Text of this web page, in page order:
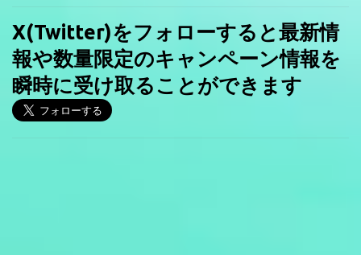
X(Twitter)をフォローすると最新情
報や数量限定のキャンペーン情報を
瞬時に受け取ることができます